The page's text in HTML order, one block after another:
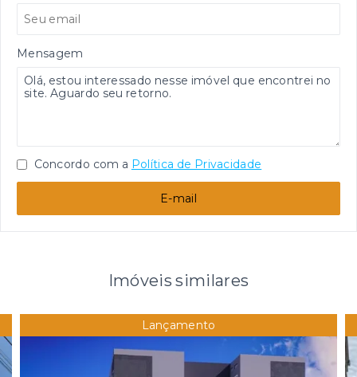
Mensagem
Concordo com a Política de Privacidade
E-mail
Imóveis similares
Lançamento